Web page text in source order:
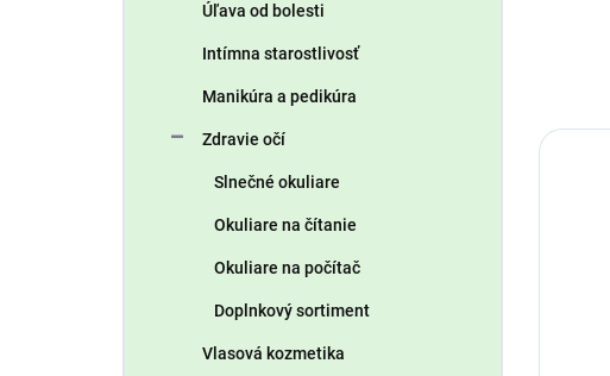
Úľava od bolesti
Intímna starostlivosť
Manikúra a pedikúra
Zdravie očí
Slnečné okuliare
Okuliare na čítanie
Okuliare na počítač
Doplnkový sortiment
Vlasová kozmetika